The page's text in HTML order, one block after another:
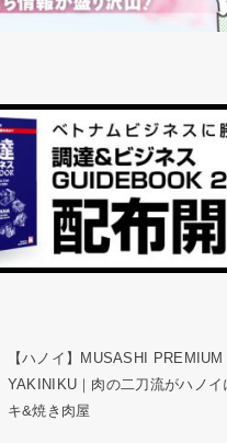
【ハノイ】MUSASHI
YAKINIKU｜肉の二刀流がハノ
キ&焼き肉屋